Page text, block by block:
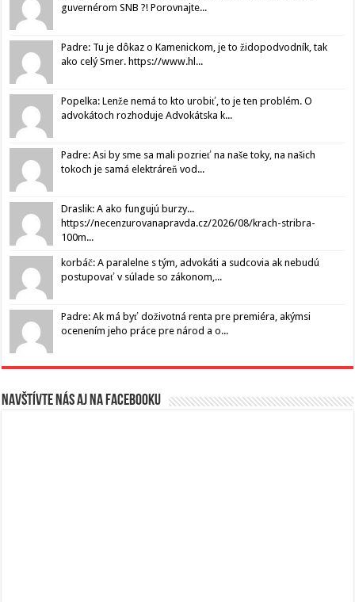
guvernérom SNB ?! Porovnajte...
Padre: Tu je dôkaz o Kamenickom, je to židopodvodník, tak
ako celý Smer. https://www.hl...
Popelka: Lenže nemá to kto urobiť, to je ten problém. O
advokátoch rozhoduje Advokátska k...
Padre: Asi by sme sa mali pozrieť na naše toky, na našich
tokoch je samá elektráreň vod...
Draslik: A ako fungujú burzy...
https://necenzurovanapravda.cz/2026/08/krach-stribra-
100m...
korbáč: A paralelne s tým, advokáti a sudcovia ak nebudú
postupovať v súlade so zákonom,...
Padre: Ak má byť doživotná renta pre premiéra, akýmsi
ocenením jeho práce pre národ a o...
Navštívte nás aj na Facebooku